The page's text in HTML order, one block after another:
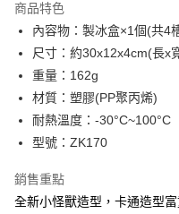
Google Pay
全盈+PAY
大哥付你分期
相關說明
【大哥付你分期使用說明】
1.本服務由台灣大哥大提供，台
流程，驗證手機門號後，選擇欲
成交易。
3.實際核准額度、可分期數及費
AFTEE先享後付
【關於「AFTEE先享後付」】
AFTEE先享後付是「在收到商
ATM付款
商品特色
內容物：製冰盒×1個(共4
尺寸：約30x12x4cm(長x
重量：162g
材質：塑膠(PP聚丙烯)
耐熱溫度：-30°C~100°C
型號：ZK170
銷售重點
全新小怪獸造型，卡通造型